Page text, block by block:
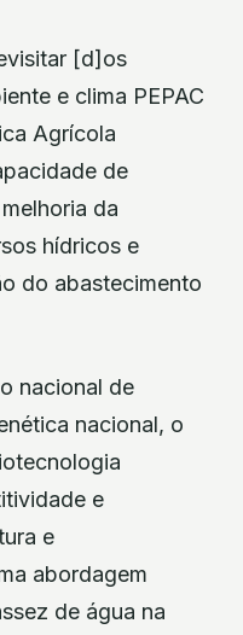
[d]os
e clima PEPAC
Agrícola
de
da
hídricos e
do abastecimento
nacional de
nacional, o
e
e
abordagem
de água na